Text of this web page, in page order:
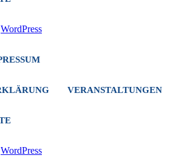
WordPress
VERANSTALTUNGEN
WordPress